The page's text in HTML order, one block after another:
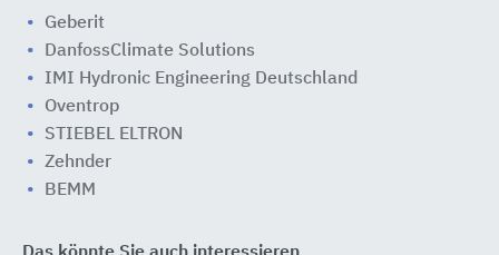
Geberit
DanfossClimate Solutions
IMI Hydronic Engineering Deutschland
Oventrop
STIEBEL ELTRON
Zehnder
BEMM